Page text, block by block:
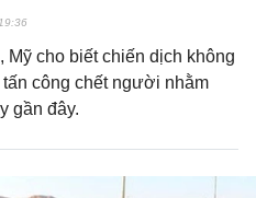
Mỹ cho biết chiến dịch không
công chết người nhằm
gần đây.